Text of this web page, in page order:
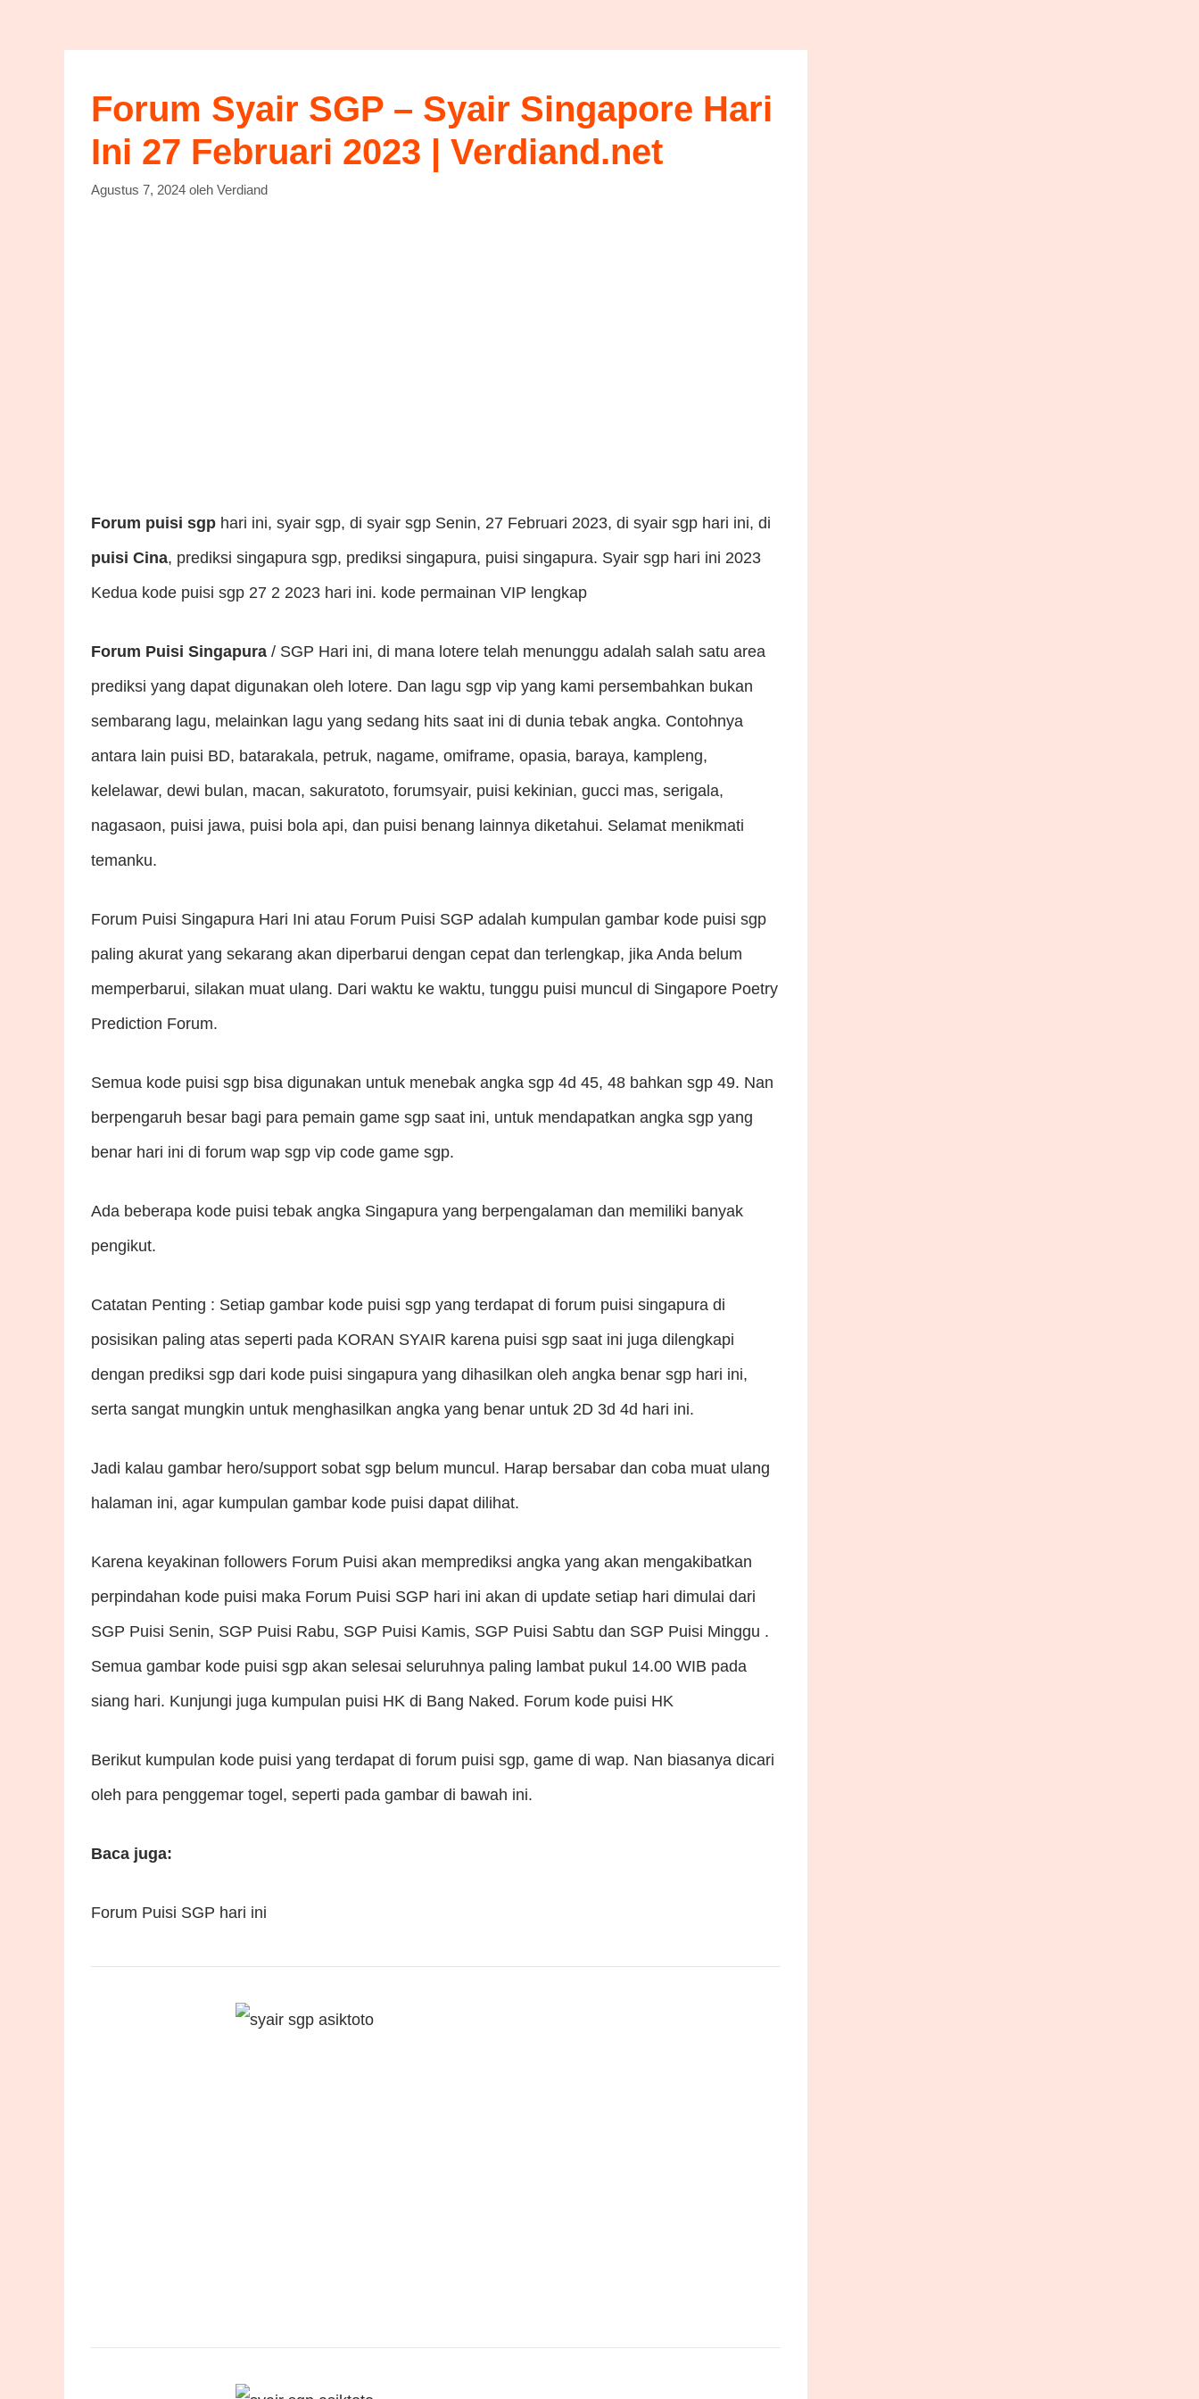
Forum Syair SGP – Syair Singapore Hari
Ini 27 Februari 2023 | Verdiand.net
Agustus 7, 2024 oleh Verdiand
Forum puisi sgp hari ini, syair sgp, di syair sgp Senin, 27 Februari 2023, di syair sgp hari ini, di
puisi Cina, prediksi singapura sgp, prediksi singapura, puisi singapura. Syair sgp hari ini 2023
Kedua kode puisi sgp 27 2 2023 hari ini. kode permainan VIP lengkap
Forum Puisi Singapura / SGP Hari ini, di mana lotere telah menunggu adalah salah satu area
prediksi yang dapat digunakan oleh lotere. Dan lagu sgp vip yang kami persembahkan bukan
sembarang lagu, melainkan lagu yang sedang hits saat ini di dunia tebak angka. Contohnya
antara lain puisi BD, batarakala, petruk, nagame, omiframe, opasia, baraya, kampleng,
kelelawar, dewi bulan, macan, sakuratoto, forumsyair, puisi kekinian, gucci mas, serigala,
nagasaon, puisi jawa, puisi bola api, dan puisi benang lainnya diketahui. Selamat menikmati
temanku.
Forum Puisi Singapura Hari Ini atau Forum Puisi SGP adalah kumpulan gambar kode puisi sgp
paling akurat yang sekarang akan diperbarui dengan cepat dan terlengkap, jika Anda belum
memperbarui, silakan muat ulang. Dari waktu ke waktu, tunggu puisi muncul di Singapore Poetry
Prediction Forum.
Semua kode puisi sgp bisa digunakan untuk menebak angka sgp 4d 45, 48 bahkan sgp 49. Nan
berpengaruh besar bagi para pemain game sgp saat ini, untuk mendapatkan angka sgp yang
benar hari ini di forum wap sgp vip code game sgp.
Ada beberapa kode puisi tebak angka Singapura yang berpengalaman dan memiliki banyak
pengikut.
Catatan Penting : Setiap gambar kode puisi sgp yang terdapat di forum puisi singapura di
posisikan paling atas seperti pada KORAN SYAIR karena puisi sgp saat ini juga dilengkapi
dengan prediksi sgp dari kode puisi singapura yang dihasilkan oleh angka benar sgp hari ini,
serta sangat mungkin untuk menghasilkan angka yang benar untuk 2D 3d 4d hari ini.
Jadi kalau gambar hero/support sobat sgp belum muncul. Harap bersabar dan coba muat ulang
halaman ini, agar kumpulan gambar kode puisi dapat dilihat.
Karena keyakinan followers Forum Puisi akan memprediksi angka yang akan mengakibatkan
perpindahan kode puisi maka Forum Puisi SGP hari ini akan di update setiap hari dimulai dari
SGP Puisi Senin, SGP Puisi Rabu, SGP Puisi Kamis, SGP Puisi Sabtu dan SGP Puisi Minggu .
Semua gambar kode puisi sgp akan selesai seluruhnya paling lambat pukul 14.00 WIB pada
siang hari. Kunjungi juga kumpulan puisi HK di Bang Naked. Forum kode puisi HK
Berikut kumpulan kode puisi yang terdapat di forum puisi sgp, game di wap. Nan biasanya dicari
oleh para penggemar togel, seperti pada gambar di bawah ini.
Baca juga:
Forum Puisi SGP hari ini